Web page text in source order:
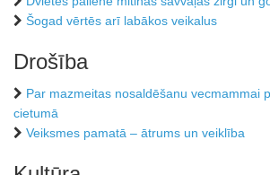
Šogad vērtēs arī labākos veikalus
Drošība
Par mazmeitas nosaldēšanu vecmammai
cietumā
Veiksmes pamatā – ātrums un veiklība